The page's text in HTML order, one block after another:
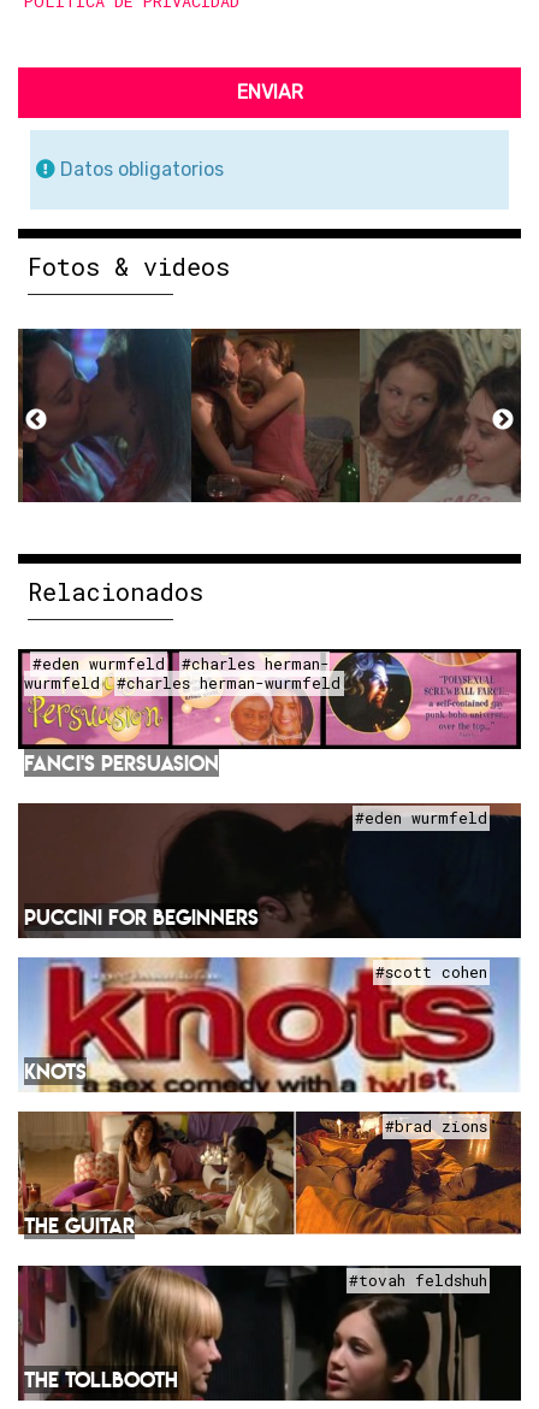
ENVIAR
Datos obligatorios
Fotos & videos
Relacionados
#eden wurmfeld
#charles herman-
wurmfeld
#charles herman-wurmfeld
FANCI'S PERSUASION
#eden wurmfeld
PUCCINI FOR BEGINNERS
#scott cohen
KNOTS
#brad zions
THE GUITAR
#tovah feldshuh
THE TOLLBOOTH